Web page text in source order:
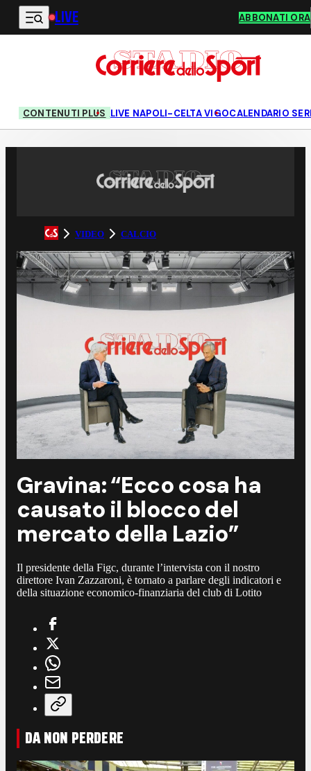
Vai al contenuto principale
LIVE ABBONATI ORA
CONTENUTI PLUS LIVE NAPOLI-CELTA VIGOCALENDARIO
VIDEO CALCIO
Gravina: “Ecco cosa ha
causato il blocco del
mercato della Lazio”
Il presidente della Figc, durante l’intervista con il nostro
direttore Ivan Zazzaroni, è tornato a parlare degli indicatori e
della situazione economico-finanziaria del club di Lotito
DA NON PERDERE